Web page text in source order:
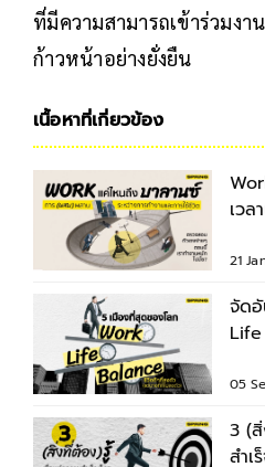
ที่มีความสามารถเข้าร่วมง
ก้าวหน้าอย่างยั่งยืน
เนื้อหาที่เกี่ยวข้อง
เวล
21
จัด
05
3 (สิ่งที่
สำเ